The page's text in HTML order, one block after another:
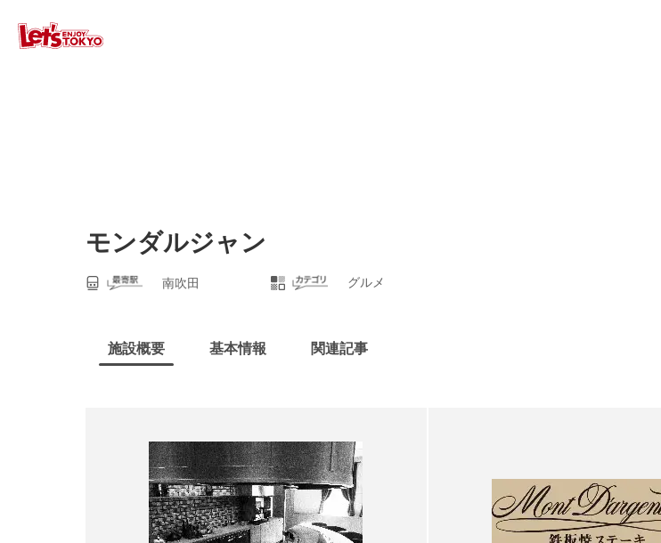
モンダルジャン
南吹田 グルメ
施設概要 基本情報 関連記事